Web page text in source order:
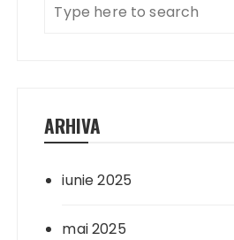
ARHIVA
iunie 2025
mai 2025